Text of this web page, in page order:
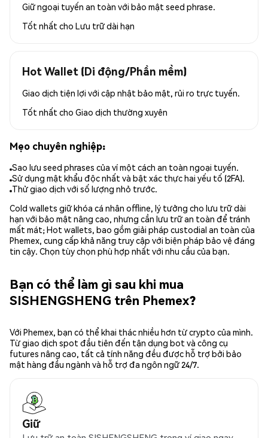
Giữ ngoại tuyến an toàn với bảo mật seed phrase.
Tốt nhất cho Lưu trữ dài hạn
Hot Wallet (Di động/Phần mềm)
Giao dịch tiện lợi với cập nhật bảo mật, rủi ro trực tuyến.
Tốt nhất cho Giao dịch thường xuyên
Mẹo chuyên nghiệp:
Sao lưu seed phrases của ví một cách an toàn ngoại tuyến.
Sử dụng mật khẩu độc nhất và bật xác thực hai yếu tố (2FA).
Thử giao dịch với số lượng nhỏ trước.
Cold wallets giữ khóa cá nhân offline, lý tưởng cho lưu trữ dài
hạn với bảo mật nâng cao, nhưng cần lưu trữ an toàn để tránh
mất mát; Hot wallets, bao gồm giải pháp custodial an toàn của
Phemex, cung cấp khả năng truy cập với biện pháp bảo vệ đáng
tin cậy. Chọn tùy chọn phù hợp nhất với nhu cầu của bạn.
Bạn có thể làm gì sau khi mua
SISHENGSHENG trên Phemex?
Với Phemex, bạn có thể khai thác nhiều hơn từ crypto của mình.
Từ giao dịch spot đầu tiên đến tận dụng bot và công cụ
futures nâng cao, tất cả tính năng đều được hỗ trợ bởi bảo
mật hàng đầu ngành và hỗ trợ đa ngôn ngữ 24/7.
Giữ